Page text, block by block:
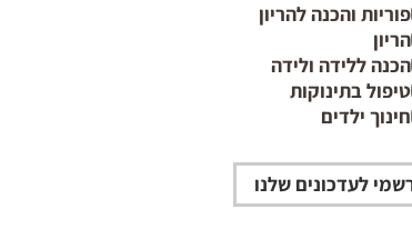
פוריות והכנה להריון
הריון
הכנה ללידה ולידה
טיפול בתינוקות
חינוך ילדים